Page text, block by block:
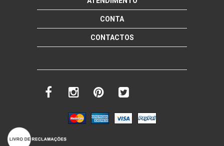
CONTA
CONTACTOS